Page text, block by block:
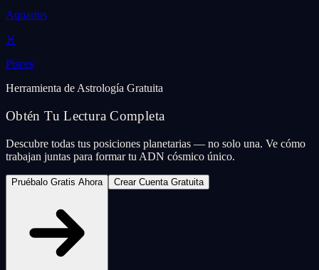
Aquarius
♓
Pisces
Herramienta de Astrología Gratuita
Obtén Tu Lectura Completa
Descubre todas tus posiciones planetarias — no solo una. Ve cómo
trabajan juntas para formar tu ADN cósmico único.
Pruébalo Gratis Ahora Crear Cuenta Gratuita